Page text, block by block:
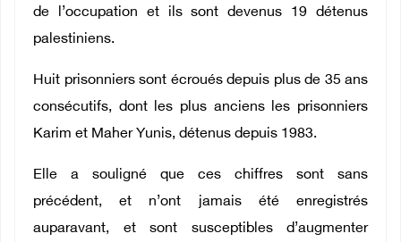
de l’occupation et ils sont devenus 19 détenus
palestiniens.
Huit prisonniers sont écroués depuis plus de 35 ans
consécutifs, dont les plus anciens les prisonniers
Karim et Maher Yunis, détenus depuis 1983.
Elle a souligné que ces chiffres sont sans
précédent, et n’ont jamais été enregistrés
auparavant, et sont susceptibles d’augmenter